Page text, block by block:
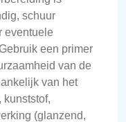
schuur
eventuele
een primer
van de
van het
kunststof,
(glanzend,